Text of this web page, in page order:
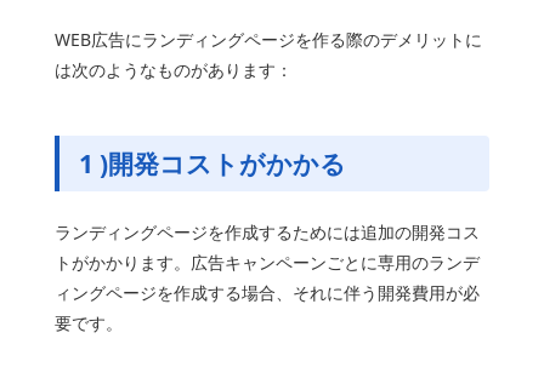
WEB広告にランディングページを作る際のデメリットに
は次のようなものがあります：
1 )開発コスト がかかる
ランディングページを作成するためには追加の開発コス
トがかかります。広告キャンペーンごとに専用のランデ
ィングページを作成する場合、それに伴う開発費用が必
要です。